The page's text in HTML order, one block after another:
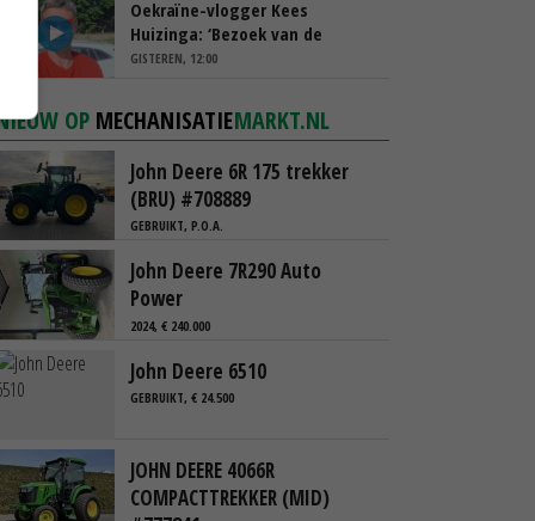
Oekraïne-vlogger Kees
Huizinga: ‘Bezoek van de
ambassade mag zelf groente
GISTEREN, 12:00
OP MECHANISATIEMARKT.NL
John Deere 6R 175 trekker
(BRU) #708889
GEBRUIKT, P.O.A.
John Deere 7R290 Auto
Power
2024, € 240.000
John Deere 6510
GEBRUIKT, € 24.500
JOHN DEERE 4066R
COMPACTTREKKER (MID)